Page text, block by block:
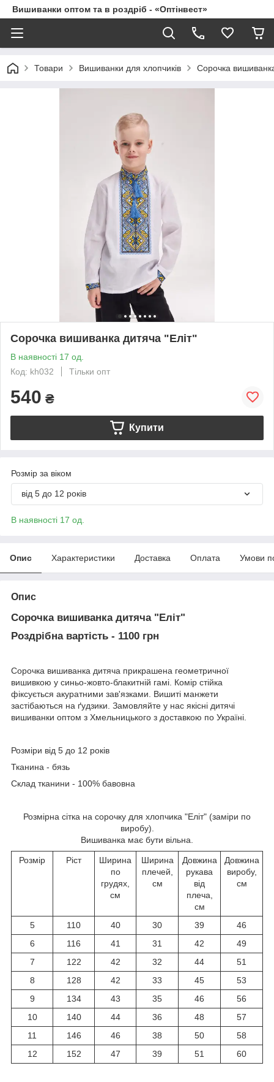
Вишиванки оптом та в роздріб - «Оптінвест»
Товари Вишиванки для хлопчиків Сорочка
Сорочка вишиванка дитяча "Еліт"
В наявності 17 од.
Код: kh032
Тільки опт
540 ₴
Купити
Розмір за віком
від 5 до 12 років
В наявності 17 од.
Опис Характеристики Доставка Оплата Умови
Опис
Сорочка вишиванка дитяча "Еліт"
Роздрібна вартість - 1100 грн
Сорочка вишиванка дитяча прикрашена геометричної
вишивкою у синьо-жовто-блакитній гамі. Комір стійка
фіксується акуратними зав'язками. Вишиті манжети
застібаються на ґудзики. Замовляйте у нас якісні дитячі
вишиванки оптом з Хмельницького з доставкою по Україні.
Розміри від 5 до 12 років
Тканина - бязь
Склад тканини - 100% бавовна
Розмірна сітка на сорочку для хлопчика "Еліт" (заміри по
виробу).
Вишиванка має бути вільна.
Розмір Ріст
Ширина
по
грудях,
см
Ширина
плечей,
см
Довжина
рукава
від
плеча,
см
Довжина
виробу,
см
5 110 40 30 39
46
6
116 41 31 42
49
7
122 42 32 44
51
8
128 42 33 45
53
9
134 43 35 46
56
10
140 44 36 48
57
11
146 46 38 50
58
12
152 47 39 51 60